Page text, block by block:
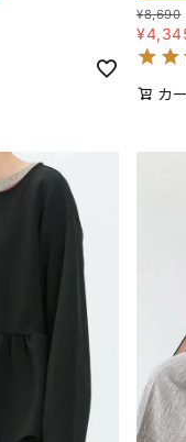
¥8,690
¥
カ